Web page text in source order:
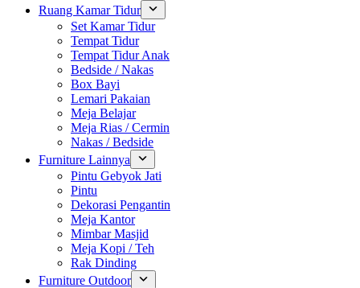
Ruang Kamar Tidur
Set Kamar Tidur
Tempat Tidur
Tempat Tidur Anak
Bedside / Nakas
Box Bayi
Lemari Pakaian
Meja Belajar
Meja Rias / Cermin
Nakas / Bedside
Furniture Lainnya
Pintu Gebyok Jati
Pintu
Dekorasi Pengantin
Meja Kantor
Mimbar Masjid
Meja Kopi / Teh
Rak Dinding
Furniture Outdoor